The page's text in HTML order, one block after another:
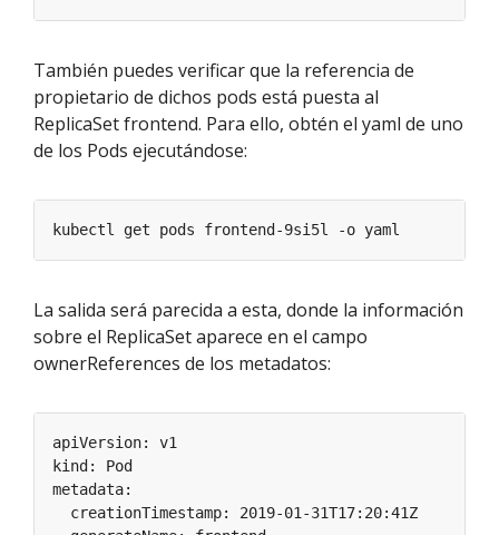
También puedes verificar que la referencia de
propietario de dichos pods está puesta al
ReplicaSet frontend. Para ello, obtén el yaml de uno
de los Pods ejecutándose:
La salida será parecida a esta, donde la información
sobre el ReplicaSet aparece en el campo
ownerReferences de los metadatos: